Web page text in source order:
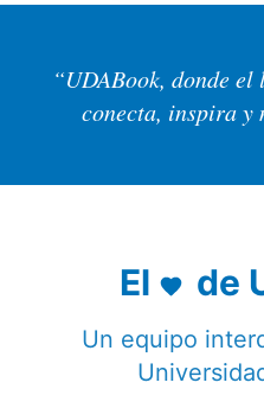
“UDABook, donde
conecta, inspira y
El de
Un equipo